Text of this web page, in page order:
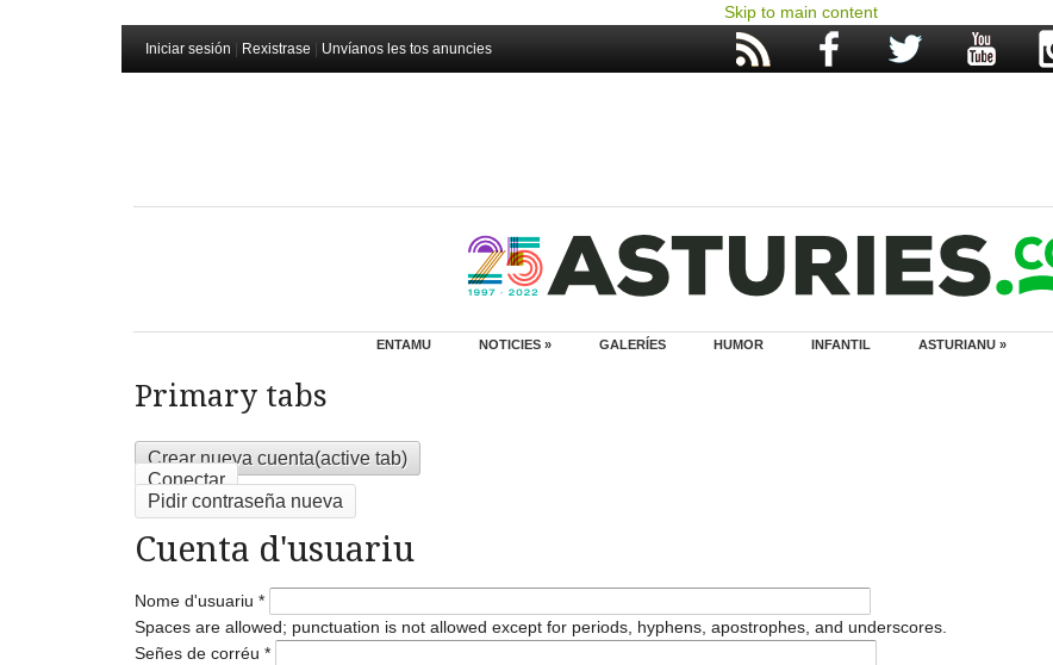
Skip to main content
Iniciar sesión Rexistrase Unvíanos les tos anuncies
ENTAMU NOTICIES » GALERÍES HUMOR INFANTIL ASTURIANU »
Primary tabs
Crear nueva cuenta(active tab)
Conectar
Pidir contraseña nueva
Cuenta d'usuariu
Nome d'usuariu *
Spaces are allowed; punctuation is not allowed except for periods, hyphens, apostrophes, and underscores.
Señes de corréu *